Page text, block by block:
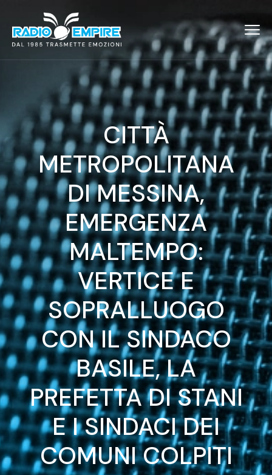
CITTÀ
METROPOLITANA
DI MESSINA,
EMERGENZA
MALTEMPO:
VERTICE E
SOPRALLUOGO
CON IL SINDACO
BASILE, LA
PREFETTA DI STANI
E I SINDACI DEI
COMUNI COLPITI